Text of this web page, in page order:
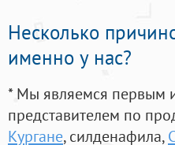
Несколько
именно у нас?
* Мы являемся первым
представителем по
Кургане, силденафила,